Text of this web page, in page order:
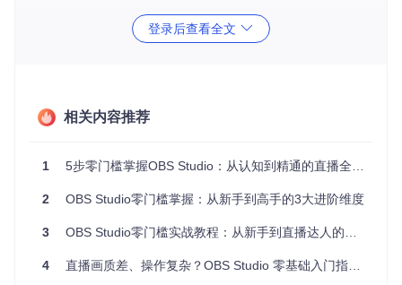
操作拆解
获取最新版本OBS Studio
克隆仓库后，根据系统类型执行相应的编译安装步骤。
登录后查看全文
相关内容推荐
1 5步零门槛掌握OBS Studio：从认知到精通的直播全流程实战指南
2 OBS Studio零门槛掌握：从新手到高手的3大进阶维度
3 OBS Studio零门槛实战教程：从新手到直播达人的避坑指南
4 直播画质差、操作复杂？OBS Studio 零基础入门指南：从安装到开播的专业解决方案